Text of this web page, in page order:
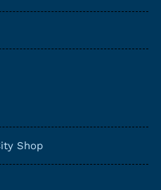
Shop